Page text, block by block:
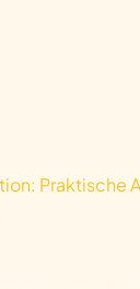
Praktische